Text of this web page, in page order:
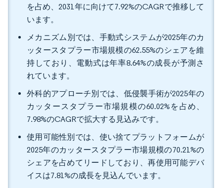
を占め、2031年に向けて7.92%のCAGRで推移して
います。
メカニズム別では、手動式システムが2025年のカ
ッタースタプラー市場規模の62.55%のシェアを維
持しており、電動式は年率8.64%の成長が予測さ
れています。
外科的アプローチ別では、低侵襲手術が2025年の
カッタースタプラー市場規模の60.02%を占め、
7.98%のCAGRで拡大する見込みです。
使用可能性別では、使い捨てプラットフォームが
2025年のカッタースタプラー市場規模の70.21%の
シェアを占めてリードしており、再使用可能デバ
イスは7.81%の成長を見込んでいます。